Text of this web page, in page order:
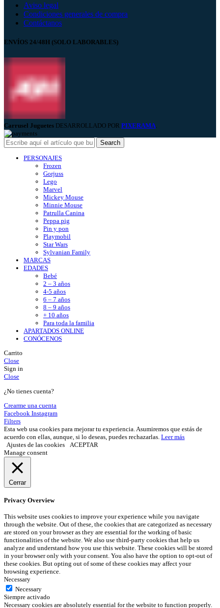
Aviso legal
Condiciones generales de compra
Contáctanos
ENVÍOS 24/48H (SOLO LABORABLES)
Carrusel Juguetes DESARROLLADO POR PIXERAMA
Search
PERSONAJES
Frozen
Gorjuss
Lego
Marvel
Mickey Mouse
Minnie Mouse
Patrulla Canina
Peppa pig
Pin y pon
Playmobil
Star Wars
Sylvanian Family
MARCAS
EDADES
Bebé
2 – 3 años
4-5 años
6 – 7 años
8 – 9 años
+ 10 años
Para toda la familia
APARTADOS ONLINE
CONÓCENOS
Carrito
Close
Sign in
Close
¿No tienes cuenta?
Crearme una cuenta
Facebook Instagram
Filters
Esta web usa cookies para mejorar tu experiencia. Asumiremos que estás de
acuerdo con ellas, aunque, si lo deseas, puedes rechazarlas. Leer más
Ajustes de las cookies
ACEPTAR
Manage consent
Cerrar
Privacy Overview
This website uses cookies to improve your experience while you navigate
through the website. Out of these, the cookies that are categorized as necessary
are stored on your browser as they are essential for the working of basic
functionalities of the website. We also use third-party cookies that help us
analyze and understand how you use this website. These cookies will be stored
in your browser only with your consent. You also have the option to opt-out of
these cookies. But opting out of some of these cookies may affect your
browsing experience.
Necessary
Necessary
Siempre activado
Necessary cookies are absolutely essential for the website to function properly.